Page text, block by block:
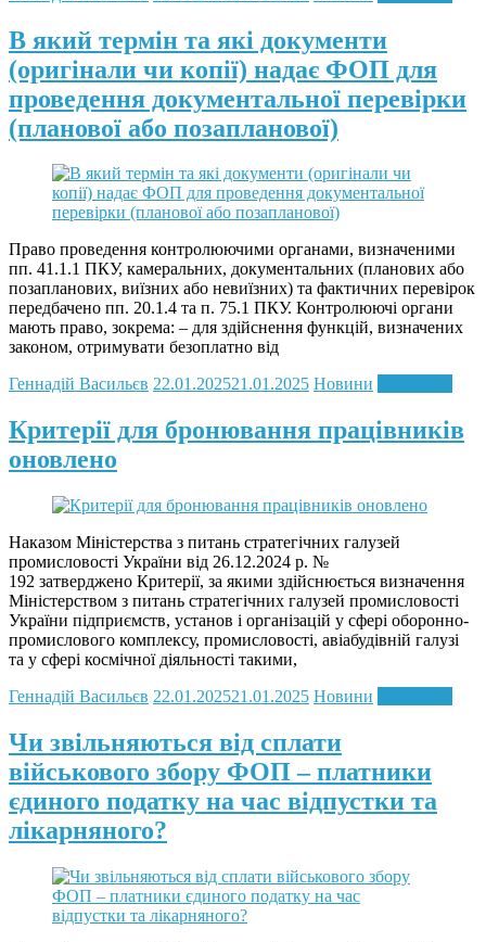
В який термін та які документи
(оригінали чи копії) надає ФОП для
проведення документальної перевірки
(планової або позапланової)
Право проведення контролюючими органами, визначеними
пп. 41.1.1 ПКУ, камеральних, документальних (планових або
позапланових, виїзних або невиїзних) та фактичних перевірок
передбачено пп. 20.1.4 та п. 75.1 ПКУ. Контролюючі органи
мають право, зокрема: – для здійснення функцій, визначених
законом, отримувати безоплатно від
Геннадій Васильєв 22.01.202521.01.2025 Новини
Критерії для бронювання працівників
оновлено
Наказом Міністерства з питань стратегічних галузей
промисловості України від 26.12.2024 р. №
192 затверджено Критерії, за якими здійснюється визначення
Міністерством з питань стратегічних галузей промисловості
України підприємств, установ і організацій у сфері оборонно-
промислового комплексу, промисловості, авіабудівній галузі
та у сфері космічної діяльності такими,
Геннадій Васильєв 22.01.202521.01.2025 Новини
Чи звільняються від сплати
військового збору ФОП – платники
єдиного податку на час відпустки та
лікарняного?